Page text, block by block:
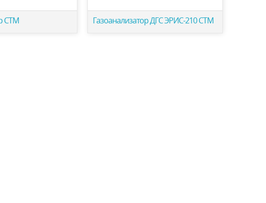
СТМ Газоанализатор ДГС ЭРИС-210 СТМ